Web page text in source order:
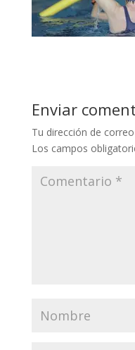
Enviar
Tu dirección de
Los campos